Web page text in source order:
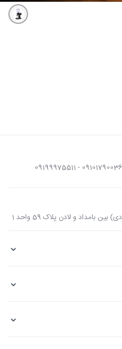
بامداد و لادن پلاک 59 واحد 1
⌄
⌄
⌄